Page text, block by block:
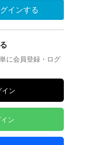
インする
に会員登録・ログ
ン
ン